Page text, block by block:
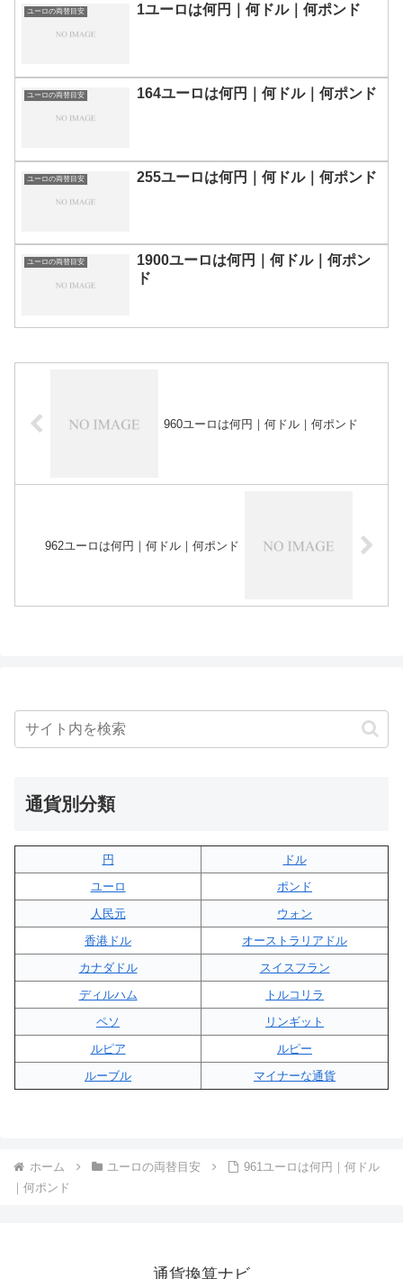
ユーロの両替目安 1ユーロは何円｜何ドル｜何ポンド
ユーロの両替目安 164ユーロは何円｜何ドル｜何ポンド
ユーロの両替目安 255ユーロは何円｜何ドル｜何ポンド
ユーロの両替目安
1900ユーロは何円｜何ドル｜何ポン
ド
960ユーロは何円｜何ドル｜何ポンド
962ユーロは何円｜何ドル｜何ポンド
通貨別分類
円
ドル
ユーロ
ポンド
人民元
ウォン
香港ドル
オーストラリアドル
カナダドル
スイスフラン
ディルハム
トルコリラ
ペソ
リンギット
ルピア
ルピー
ルーブル
マイナーな通貨
ホーム ユーロの両替目安
961ユーロは何円｜何ドル
｜何ポンド
通貨換算ナビ